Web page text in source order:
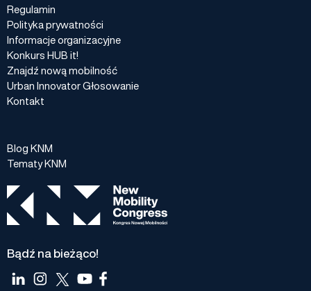
Regulamin
Polityka prywatności
Informacje organizacyjne
Konkurs HUB it!
Znajdź nową mobilność
Urban Innovator Głosowanie
Kontakt
Blog KNM
Tematy KNM
Bądź na bieżąco!